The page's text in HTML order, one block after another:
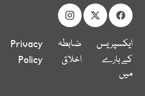
ایکسپریس
کے بارے
میں
ضابطہ
اخلاق
Privacy
Policy